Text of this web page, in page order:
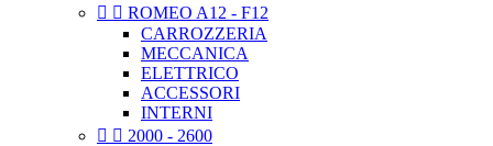
  ROMEO A12 - F12
CARROZZERIA
MECCANICA
ELETTRICO
ACCESSORI
INTERNI
  2000 - 2600